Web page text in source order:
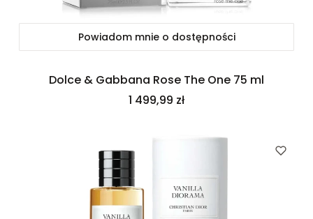
Powiadom mnie o dostępności
Dolce & Gabbana Rose The One 75 ml
Cena
1 499,99 zł